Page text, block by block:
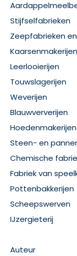
Stijfselfabrieken
Zeepfabrieken
Kaarsenmakerijen
Leerlooierijen
Touwslagerijen
Weverijen
Blauwververijen
Hoedenmakerijen
Steen- en
Chemische
Fabriek van
Pottenbakkerijen
Scheepswerven
IJzergieterij
Auteur